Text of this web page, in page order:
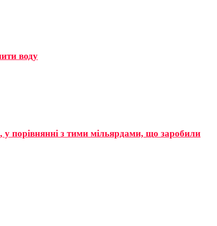
воду
у порівнянні з тими мільярдами, що заробили